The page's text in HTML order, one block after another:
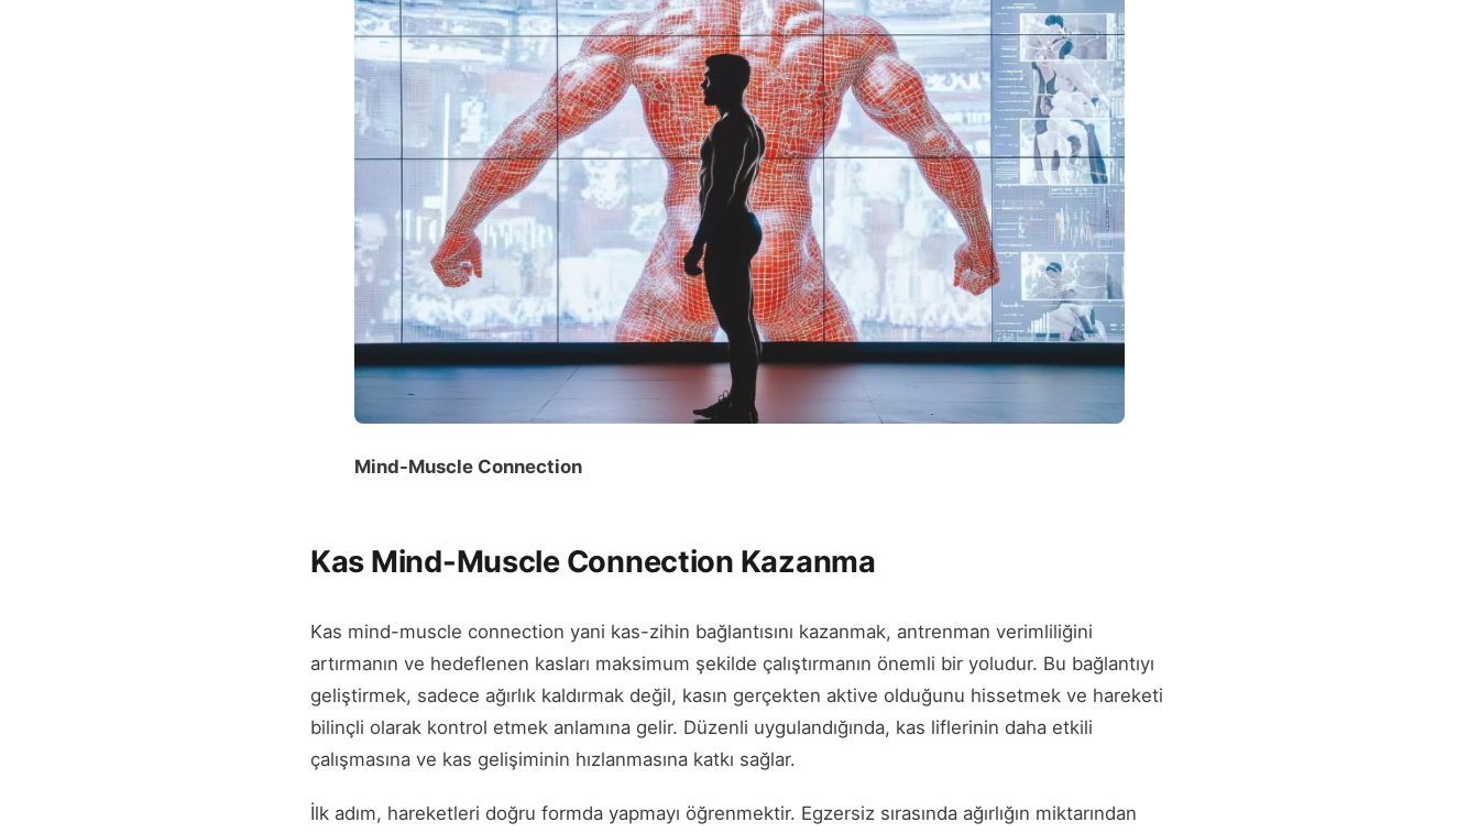
Mind-Muscle Connection
Kas Mind-Muscle Connection Kazanma
Kas mind-muscle connection yani kas-zihin bağlantısını kazanmak, antrenman verimliliğini
artırmanın ve hedeflenen kasları maksimum şekilde çalıştırmanın önemli bir yoludur. Bu bağlantıyı
geliştirmek, sadece ağırlık kaldırmak değil, kasın gerçekten aktive olduğunu hissetmek ve hareketi
bilinçli olarak kontrol etmek anlamına gelir. Düzenli uygulandığında, kas liflerinin daha etkili
çalışmasına ve kas gelişiminin hızlanmasına katkı sağlar.
İlk adım, hareketleri doğru formda yapmayı öğrenmektir. Egzersiz sırasında ağırlığın miktarından